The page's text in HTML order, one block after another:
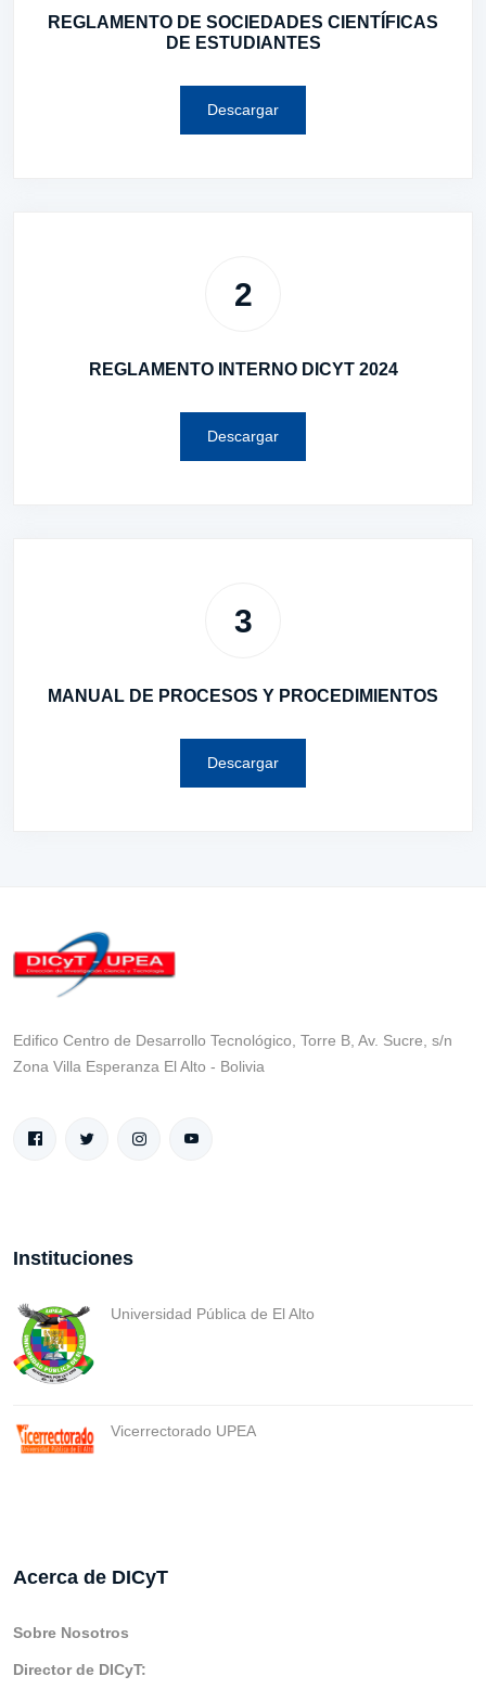
REGLAMENTO DE SOCIEDADES CIENTÍFICAS
DE ESTUDIANTES
Descargar
2
REGLAMENTO INTERNO DICYT 2024
Descargar
3
MANUAL DE PROCESOS Y PROCEDIMIENTOS
Descargar
Edifico Centro de Desarrollo Tecnológico, Torre B, Av. Sucre, s/n
Zona Villa Esperanza El Alto - Bolivia
Instituciones
Universidad Pública de El Alto
Vicerrectorado UPEA
Acerca de DICyT
Sobre Nosotros
Director de DICyT: